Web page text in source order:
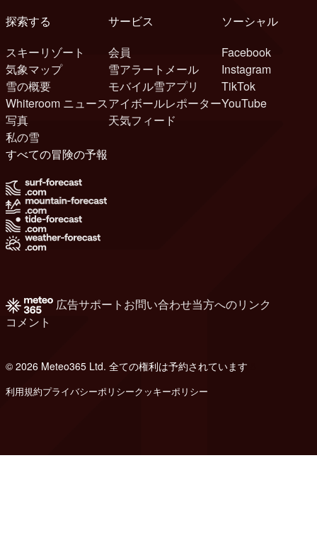
探索する
スキーリゾート
気象マップ
雪の概要
Whiteroom ニュース
写真
私の雪
サービス
会員
雪アラートメール
モバイル雪アプリ
アイボールレポーター
天気フィード
ソーシャル
Facebook
Instagram
TikTok
YouTube
すべての冒険の予報
広告サポート お問い合わせ当方へのリンク
コメント
© 2026 Meteo365 Ltd. 全ての権利は予約されています
利用規約プライバシーポリシークッキーポリシー